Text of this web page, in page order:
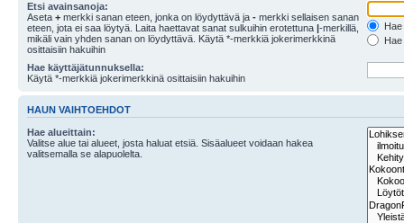
Etsi avainsanoja:
Aseta + merkki sanan eteen, jonka on löydyttävä ja - merkki sellaisen sanan
eteen, jota ei saa löytyä. Laita haettavat sanat sulkuihin erotettuna |-merkillä,
mikäli vain yhden sanan on löydyttävä. Käytä *-merkkiä jokerimerkkinä
osittaisiin hakuihin
Hae käyttäjätunnuksella:
Käytä *-merkkiä jokerimerkkinä osittaisiin hakuihin
HAUN VAIHTOEHDOT
Hae alueittain:
Valitse alue tai alueet, josta haluat etsiä. Sisäalueet voidaan hakea
valitsemalla se alapuolelta.